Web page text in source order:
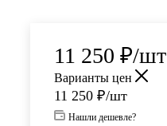
11 250 ₽/шт
Варианты цен
11 250 ₽/шт
Нашли дешевле?